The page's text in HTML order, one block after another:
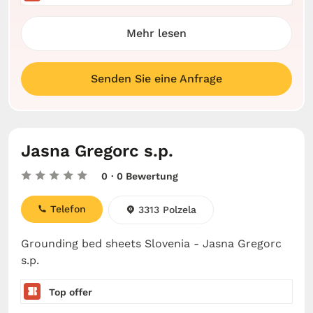
Mehr lesen
Senden Sie eine Anfrage
Jasna Gregorc s.p.
0 · 0 Bewertung
Grounding bed sheets Slovenia - Jasna Gregorc
s.p.
Telefon 3313 Polzela
Top offer